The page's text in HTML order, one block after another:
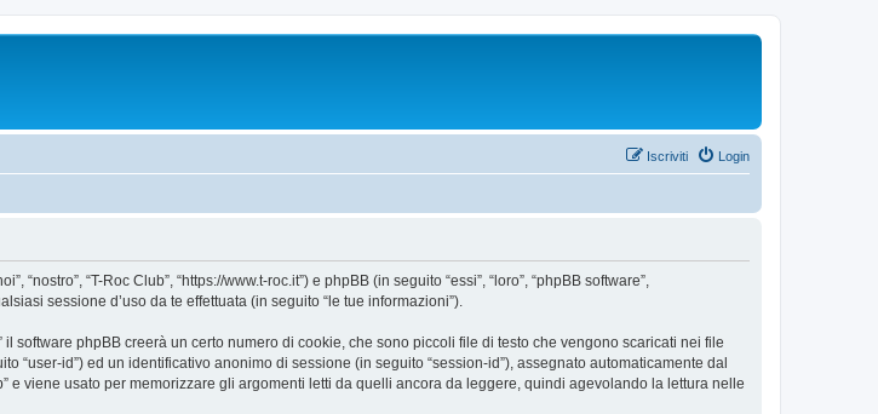
Login
Iscriviti
“T-Roc Club”, “https://www.t-roc.it”) e phpBB (in seguito “essi”, “loro”, “phpBB software”,
sessione d’uso da te effettuata (in seguito “le tue informazioni”).
software phpBB creerà un certo numero di cookie, che sono piccoli file di testo che vengono scaricati nei file
id”) ed un identificativo anonimo di sessione (in seguito “session-id”), assegnato automaticamente dal
e viene usato per memorizzare gli argomenti letti da quelli ancora da leggere, quindi agevolando la lettura nelle